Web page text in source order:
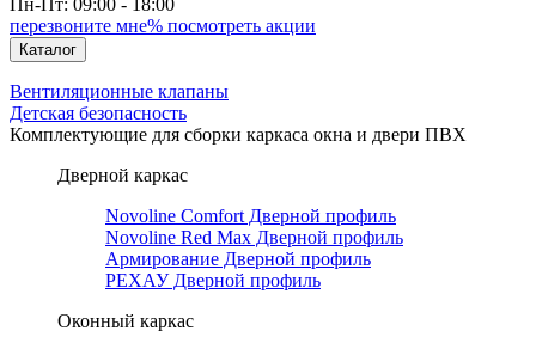
Пн-Пт: 09:00 - 18:00
перезвоните мне% посмотреть акции
Каталог
Вентиляционные клапаны
Детская безопасность
Комплектующие для сборки каркаса окна и двери ПВХ
Дверной каркас
Novoline Comfort Дверной профиль
Novoline Red Мax Дверной профиль
Армирование Дверной профиль
РЕХАУ Дверной профиль
Оконный каркас